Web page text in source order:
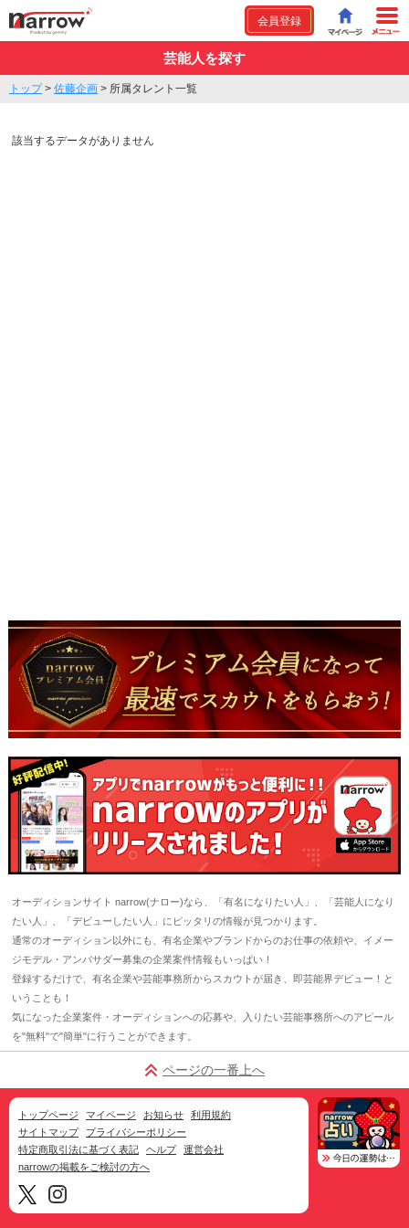
会員登録
芸能人を探す
トップ> 佐藤企画 > 所属タレント一覧
該当するデータがありません
オーディションサイト narrow(ナロー)なら、「有名になりたい人」、「芸能人になり
たい人」、「デビューしたい人」にピッタリの情報が見つかります。
通常のオーディション以外にも、有名企業やブランドからのお仕事の依頼や、イメー
ジモデル・アンバサダー募集の企業案件情報もいっぱい！
登録するだけで、有名企業や芸能事務所からスカウトが届き、即芸能界デビュー！と
いうことも！
気になった企業案件・オーディションへの応募や、入りたい芸能事務所へのアピール
を"無料"で"簡単"に行うことができます。
ページの一番上へ
トップページ マイページ お知らせ
利用規約
サイトマップ
プライバシーポリシー
特定商取引法に基づく表記
ヘルプ
運営会社
narrowの掲載をご検討の方へ